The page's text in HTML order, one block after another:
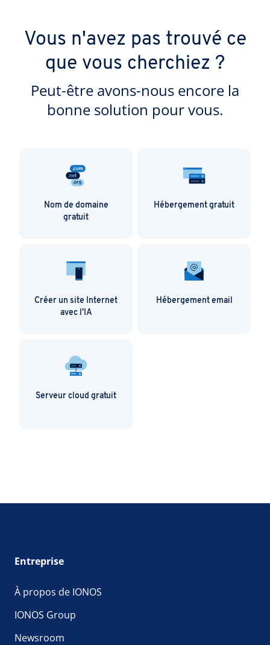
Vous n'avez pas trouvé ce
que vous cherchiez ?
Peut-être avons-nous encore la
bonne solution pour vous.
Nom de domaine
gratuit
Hébergement gratuit
Créer un site Internet
avec l'IA
Hébergement email
Serveur cloud gratuit
Entreprise
À propos de IONOS
IONOS Group
Newsroom